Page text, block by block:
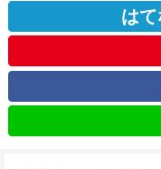
は